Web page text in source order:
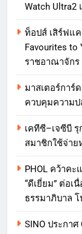
Watch Ultra2
ท็อปส์ เสิร์ฟแค
Favourites
ราชอาณาจักร
มาสเตอร์กา
ควบคุมความ
เคทีซี–เจซีบี
สมาชิกใช้จ่าย
PHOL คว้าค
“ดีเยี่ยม” ต่อเ
ธรรมาภิบาล
SINO ประกา